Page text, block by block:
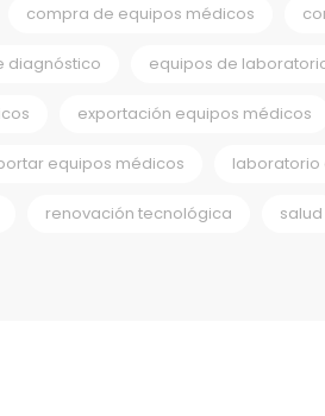
compra de equipos médicos
diagnóstico equipos de
exportación equipos médicos
equipos médicos laboratorio
renovación tecnológica salud